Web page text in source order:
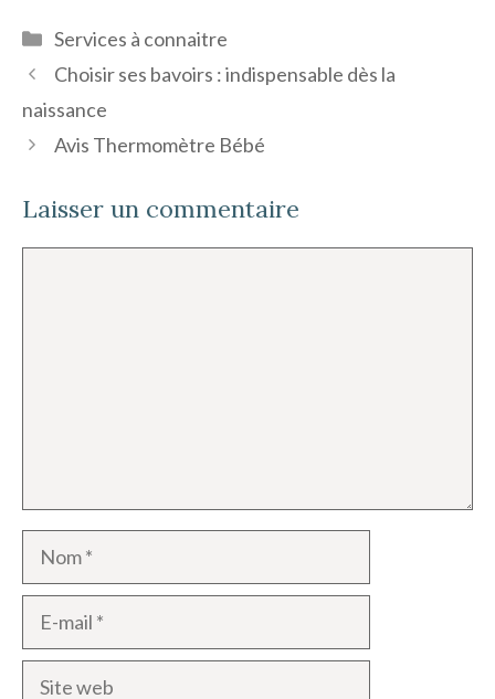
Catégories
Services à connaitre
Choisir ses bavoirs : indispensable dès la
naissance
Avis Thermomètre Bébé
Laisser un commentaire
Nom
mail
Site